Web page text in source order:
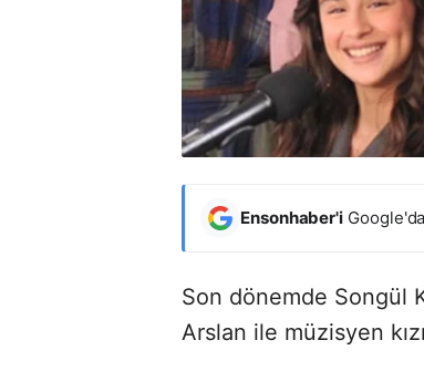
Ensonhaber'i
Son dönemde Songül
Arslan ile müzisyen